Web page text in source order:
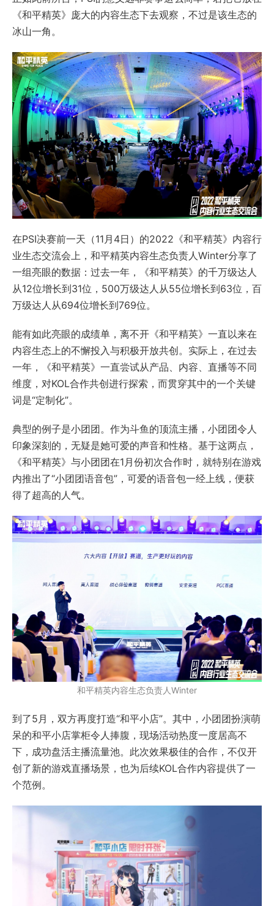
《和平精英》庞大的内容生态下去观察，不过是该生态的
冰山一角。
在PSI决赛前一天（11月4日）的2022《和平精英》内容行
业生态交流会上，和平精英内容生态负责人Winter分享了
一组亮眼的数据：过去一年，《和平精英》的千万级达人
从12位增长到31位，500万级达人从55位增长到63位，百
万级达人从694位增长到769位。
能有如此亮眼的成绩单，离不开《和平精英》一直以来在
内容生态上的不懈投入与积极开放共创。实际上，在过去
一年，《和平精英》一直尝试从产品、内容、直播等不同
维度，对KOL合作共创进行探索，而贯穿其中的一个关键
词是“定制化”。
典型的例子是小团团。作为斗鱼的顶流主播，小团团令人
印象深刻的，无疑是她可爱的声音和性格。基于这两点，
《和平精英》与小团团在1月份初次合作时，就特别在游戏
内推出了“小团团语音包”，可爱的语音包一经上线，便获
得了超高的人气。
和平精英内容生态负责人Winter
到了5月，双方再度打造“和平小店”。其中，小团团扮演萌
呆的和平小店掌柜令人捧腹，现场活动热度一度居高不
下，成功盘活主播流量池。此次效果极佳的合作，不仅开
创了新的游戏直播场景，也为后续KOL合作内容提供了一
个范例。